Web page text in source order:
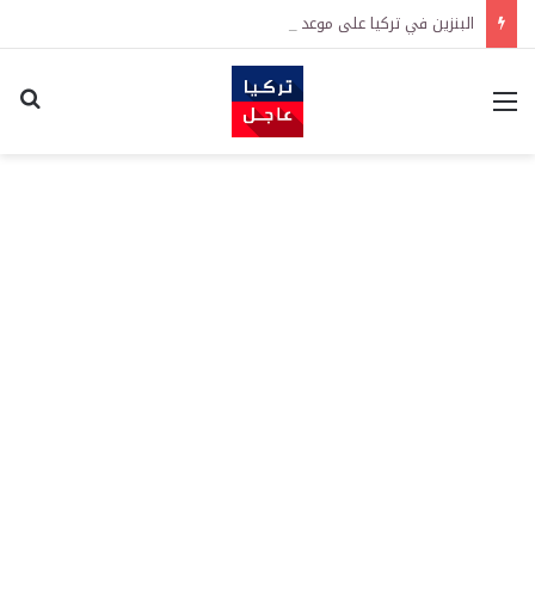
البنزين في تركيا على موعد مع زيادة جديدة.. كم سترتفع الأسعار؟
القائمة